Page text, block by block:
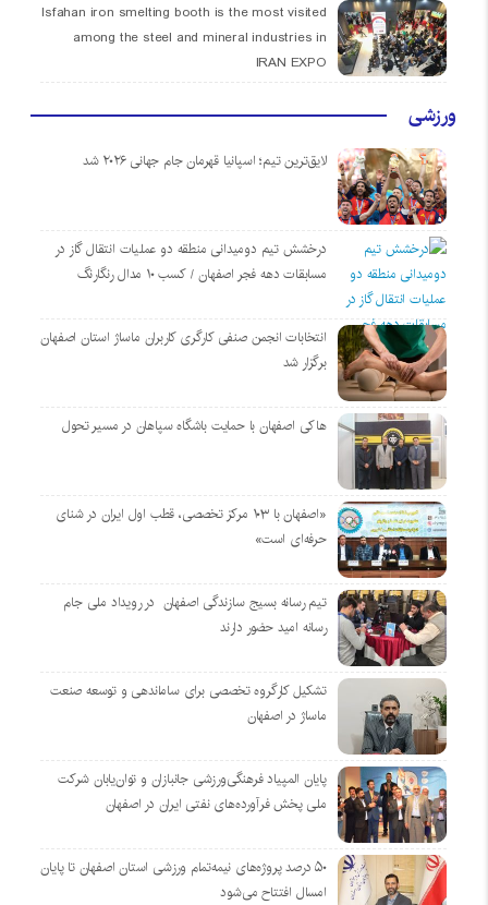
Isfahan iron smelting booth is the most visited
among the steel and mineral industries in
IRAN EXPO
ورزشی
لایق‌ترین تیم؛ اسپانیا قهرمان جام جهانی ۲۰۲۶ شد
درخشش تیم دومیدانی منطقه دو عملیات انتقال گاز در
مسابقات دهه فجر اصفهان / کسب ۱۰ مدال رنگارنگ
انتخابات انجمن صنفی کارگری کاربران ماساژ استان اصفهان
برگزار شد
هاکی اصفهان با حمایت باشگاه سپاهان در مسیر تحول
«اصفهان با ۱۰۳ مرکز تخصصی، قطب اول ایران در شنای
حرفه‌ای است»
تیم رسانه بسیج سازندگی اصفهان در رویداد ملی جام
رسانه امید حضور دارند
تشکیل کارگروه تخصصی برای ساماندهی و توسعه صنعت
ماساژ در اصفهان
پایان المپیاد فرهنگی‌ورزشی جانبازان و توان‌یابان شرکت
ملی پخش فرآورده‌های نفتی ایران در اصفهان
۵۰ درصد پروژه‌های نیمه‌تمام ورزشی استان اصفهان تا پایان
امسال افتتاح می‌شود